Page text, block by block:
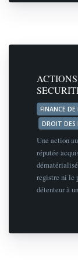
FINANCE DE
DROIT DES
Une action
réputée
registre ni le
détenteur à